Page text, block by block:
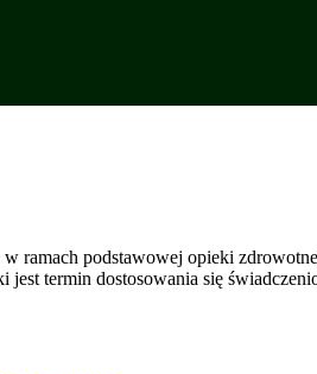
ramach podstawowej opieki
jest termin dostosowania się